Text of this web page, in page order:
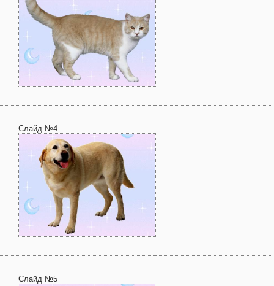
Слайд №4
Слайд №5